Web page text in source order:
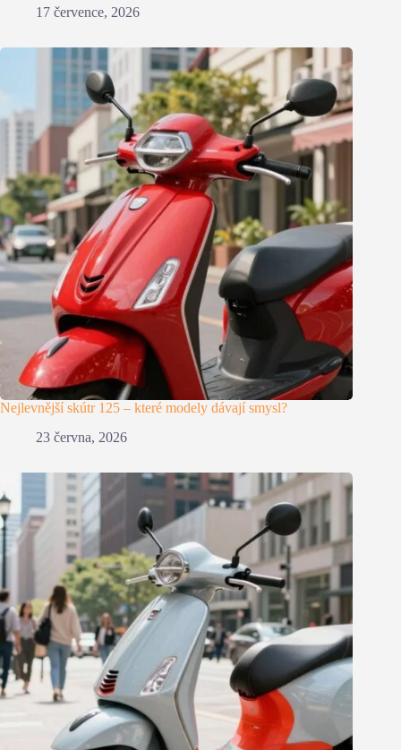
17 července, 2026
Nejlevnější skútr 125 – které modely dávají smysl?
23 června, 2026